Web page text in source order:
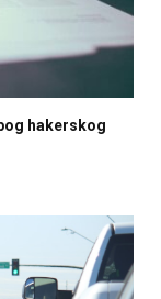
hakerskog